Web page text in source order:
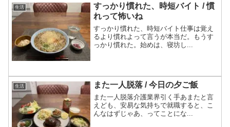
生活
すっかり慣れた、時短バイト / 慣
れって怖いね
すっかり慣れた、時短バイト仕事は覚え
るより慣れよって言うが本当だ。もうす
っかり慣れた。始めは、寝坊し...
生活 また一人脱落 / 今日の夕ご飯
また一人脱落介護業界引く手あまたと言
えども、安易な気持ちで就職すると、こ
んなはずじゃあ、ってことにな...